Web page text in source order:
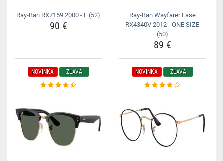
Ray-Ban RX7159 2000 - L (52)
90 €
Ray-Ban Wayfarer Ease
RX4340V 2012 - ONE SIZE
(50)
89 €
NOVINKA ZĽAVA NOVINKA ZĽAVA